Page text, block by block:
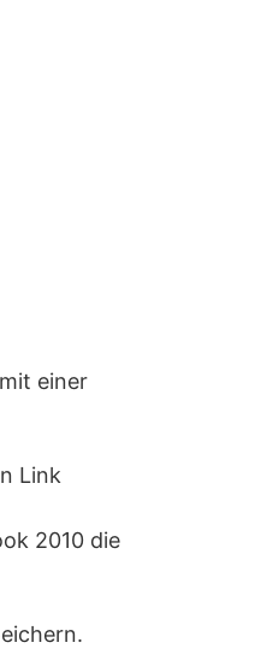
einer
Link
2010 die